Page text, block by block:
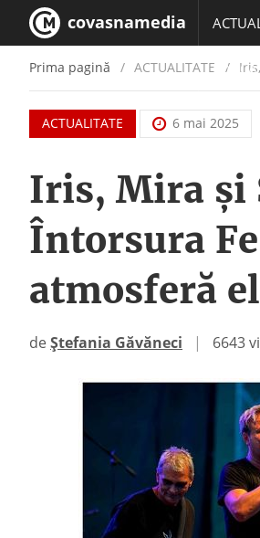
covasnamedia
Prima pagină ACTUALITATE /
ACTUALITATE 6 mai 2025
Iris, Mira și
Întorsura
atmosferă
deȘtefania Găvăneci | 6643